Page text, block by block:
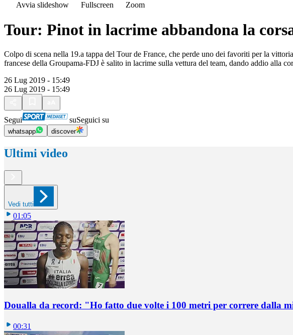
Avvia slideshow
Fullscreen Zoom
Tour: Pinot in lacrime abbandona la
Colpo di scena nella 19.a tappa del Tour de France, che perde uno dei favoriti per la
francese della Groupama-FDJ è salito in lacrime sulla vettura del team, dando addio alla
26 Lug 2019 - 15:49
26 Lug 2019 - 15:49
Segui suSeguici su
whatsapp discover
Ultimi video
Vedi tutti
01:05
Doualla da record: "Ho fatto due volte i 100 metri per correre dalla
00:31